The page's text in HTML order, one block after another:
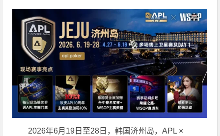
2026年6月19日至28日，韩国济州岛，APL ×